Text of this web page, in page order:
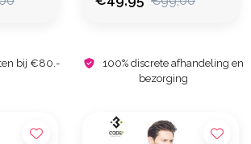
bij €80.-
100% discrete afhandeling en
bezorging